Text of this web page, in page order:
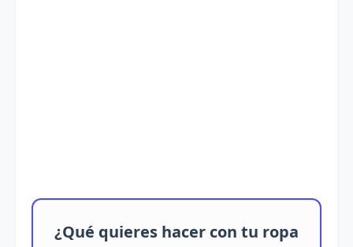
¿Qué quieres hacer con tu ropa